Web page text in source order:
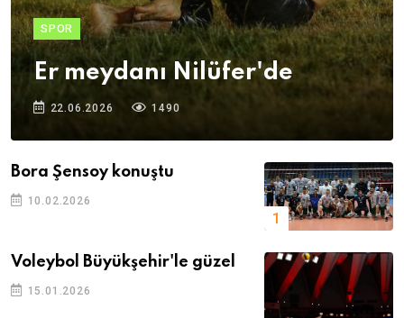
SPOR
Er meydanı Nilüfer'de
22.06.2026 1490
Bora Şensoy konuştu
10.02.2026
Voleybol Büyükşehir'le güzel
15.01.2026